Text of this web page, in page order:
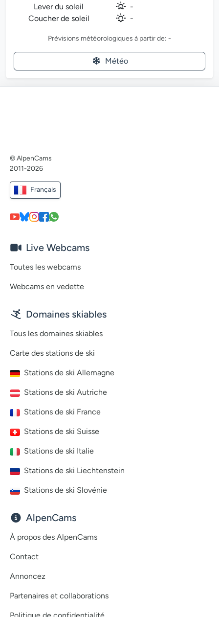
Lever du soleil
-
Coucher de soleil
-
Prévisions météorologiques à partir de: -
Météo
© AlpenCams
2011-2026
Français
Live Webcams
Toutes les webcams
Webcams en vedette
Domaines skiables
Tous les domaines skiables
Carte des stations de ski
Stations de ski Allemagne
Stations de ski Autriche
Stations de ski France
Stations de ski Suisse
Stations de ski Italie
Stations de ski Liechtenstein
Stations de ski Slovénie
AlpenCams
À propos des AlpenCams
Contact
Annoncez
Partenaires et collaborations